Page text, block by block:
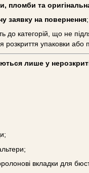
пломби та
заявку на повернення;
до категорій, що не
розкриття упаковки або
лише у
вкладки для